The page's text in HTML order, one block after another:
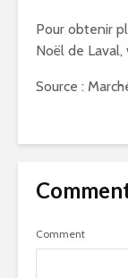
Pour obtenir
Noël de Laval,
Source :
Comment